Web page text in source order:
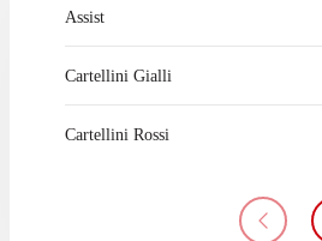
Assist
Cartellini Gialli
Cartellini Rossi